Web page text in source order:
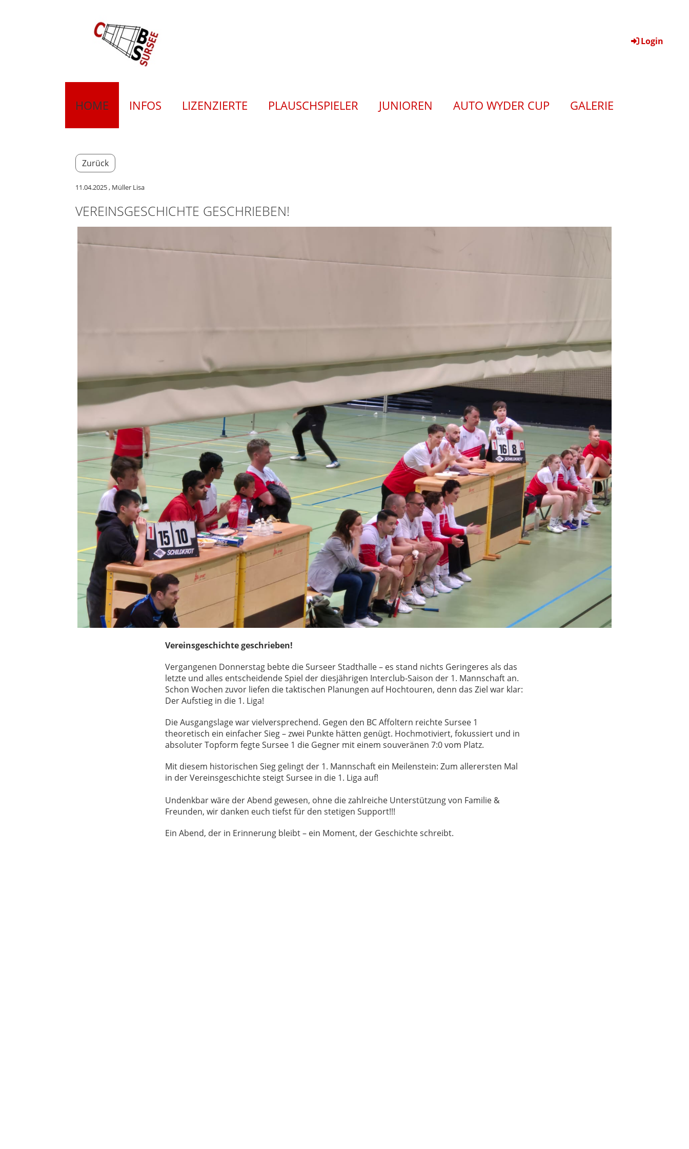
Login
HOME INFOS LIZENZIERTE PLAUSCHSPIELER JUNIOREN AUTO WYDER CUP GALERIE
Zurück
11.04.2025, Müller Lisa
VEREINSGESCHICHTE GESCHRIEBEN!
Vereinsgeschichte geschrieben!
Vergangenen Donnerstag bebte die Surseer Stadthalle – es stand nichts Geringeres als das
letzte und alles entscheidende Spiel der diesjährigen Interclub-Saison der 1. Mannschaft an.
Schon Wochen zuvor liefen die taktischen Planungen auf Hochtouren, denn das Ziel war klar:
Der Aufstieg in die 1. Liga!
Die Ausgangslage war vielversprechend. Gegen den BC Affoltern reichte Sursee 1
theoretisch ein einfacher Sieg – zwei Punkte hätten genügt. Hochmotiviert, fokussiert und in
absoluter Topform fegte Sursee 1 die Gegner mit einem souveränen 7:0 vom Platz.
Mit diesem historischen Sieg gelingt der 1. Mannschaft ein Meilenstein: Zum allerersten Mal
in der Vereinsgeschichte steigt Sursee in die 1. Liga auf!
Undenkbar wäre der Abend gewesen, ohne die zahlreiche Unterstützung von Familie &
Freunden, wir danken euch tiefst für den stetigen Support!!!
Ein Abend, der in Erinnerung bleibt – ein Moment, der Geschichte schreibt.